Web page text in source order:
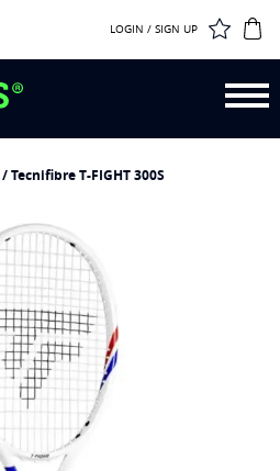
LOGIN / SIGN UP
/ Tecnifibre T-FIGHT 300S